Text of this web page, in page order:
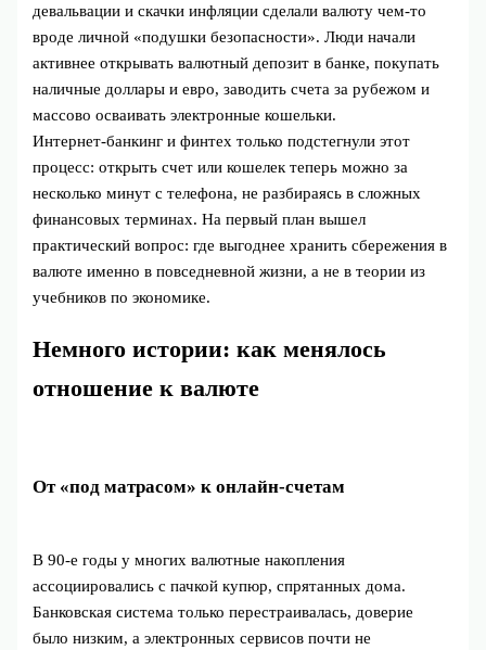
девальвации и скачки инфляции сделали валюту чем‑то
вроде личной «подушки безопасности». Люди начали
активнее открывать валютный депозит в банке, покупать
наличные доллары и евро, заводить счета за рубежом и
массово осваивать электронные кошельки.
Интернет‑банкинг и финтех только подстегнули этот
процесс: открыть счет или кошелек теперь можно за
несколько минут с телефона, не разбираясь в сложных
финансовых терминах. На первый план вышел
практический вопрос: где выгоднее хранить сбережения в
валюте именно в повседневной жизни, а не в теории из
учебников по экономике.
Немного истории: как менялось
отношение к валюте
От «под матрасом» к онлайн‑счетам
В 90‑е годы у многих валютные накопления
ассоциировались с пачкой купюр, спрятанных дома.
Банковская система только перестраивалась, доверие
было низким, а электронных сервисов почти не